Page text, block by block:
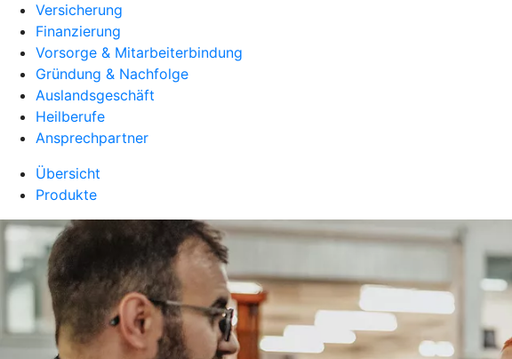
Versicherung
Finanzierung
Vorsorge & Mitarbeiterbindung
Gründung & Nachfolge
Auslandsgeschäft
Heilberufe
Ansprechpartner
Übersicht
Produkte